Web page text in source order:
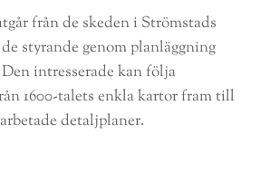
från de skeden i Strömstads
styrande genom planläggning
intresserade kan följa
1600-talets enkla kartor fram till
detaljplaner.